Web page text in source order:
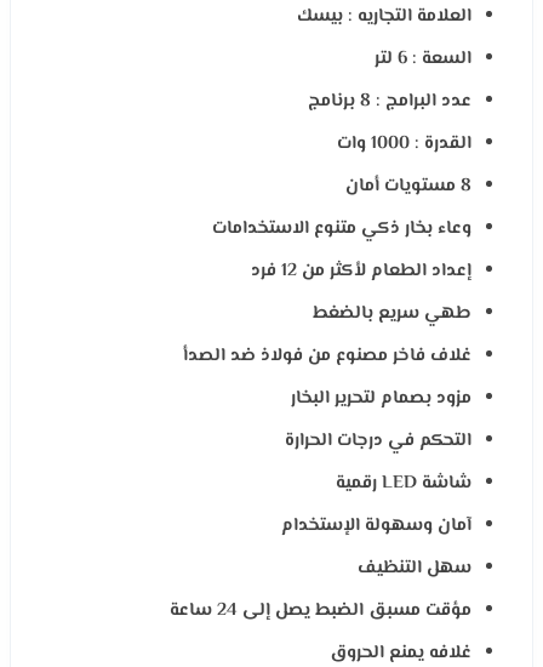
العلامة التجاريه : بيسك
السعة : 6 لتر
عدد البرامج : 8 برنامج
القدرة : 1000 وات
8 مستويات أمان
وعاء بخار ذكي متنوع الاستخدامات
إعداد الطعام لأكثر من 12 فرد
طهي سريع بالضغط
غلاف فاخر مصنوع من فولاذ ضد الصدأ
مزود بصمام لتحرير البخار
التحكم في درجات الحرارة
شاشة LED رقمية
آمان وسهولة الإستخدام
سهل التنظيف
مؤقت مسبق الضبط يصل إلى 24 ساعة
غلافه يمنع الحروق